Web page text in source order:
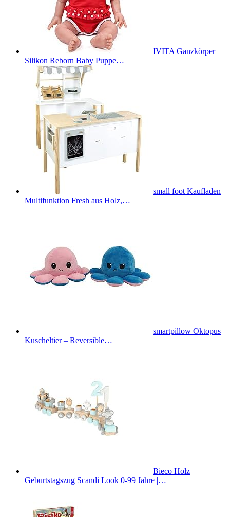
IVITA Ganzkörper
Silikon Reborn Baby Puppe…
small foot Kaufladen
Multifunktion Fresh aus Holz,…
smartpillow Oktopus
Kuscheltier – Reversible…
Bieco Holz
Geburtstagszug Scandi Look 0-99 Jahre |…